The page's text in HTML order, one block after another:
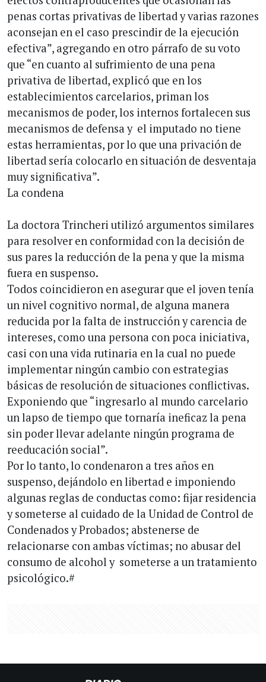
penas cortas privativas de libertad y varias razones
aconsejan en el caso prescindir de la ejecución
efectiva”, agregando en otro párrafo de su voto
que “en cuanto al sufrimiento de una pena
privativa de libertad, explicó que en los
establecimientos carcelarios, priman los
mecanismos de poder, los internos fortalecen sus
mecanismos de defensa y el imputado no tiene
estas herramientas, por lo que una privación de
libertad sería colocarlo en situación de desventaja
muy significativa”.
La condena
La doctora Trincheri utilizó argumentos similares
para resolver en conformidad con la decisión de
sus pares la reducción de la pena y que la misma
fuera en suspenso.
Todos coincidieron en asegurar que el joven tenía
un nivel cognitivo normal, de alguna manera
reducida por la falta de instrucción y carencia de
intereses, como una persona con poca iniciativa,
casi con una vida rutinaria en la cual no puede
implementar ningún cambio con estrategias
básicas de resolución de situaciones conflictivas.
Exponiendo que “ingresarlo al mundo carcelario
un lapso de tiempo que tornaría ineficaz la pena
sin poder llevar adelante ningún programa de
reeducación social”.
Por lo tanto, lo condenaron a tres años en
suspenso, dejándolo en libertad e imponiendo
algunas reglas de conductas como: fijar residencia
y someterse al cuidado de la Unidad de Control de
Condenados y Probados; abstenerse de
relacionarse con ambas víctimas; no abusar del
consumo de alcohol y someterse a un tratamiento
psicológico.#